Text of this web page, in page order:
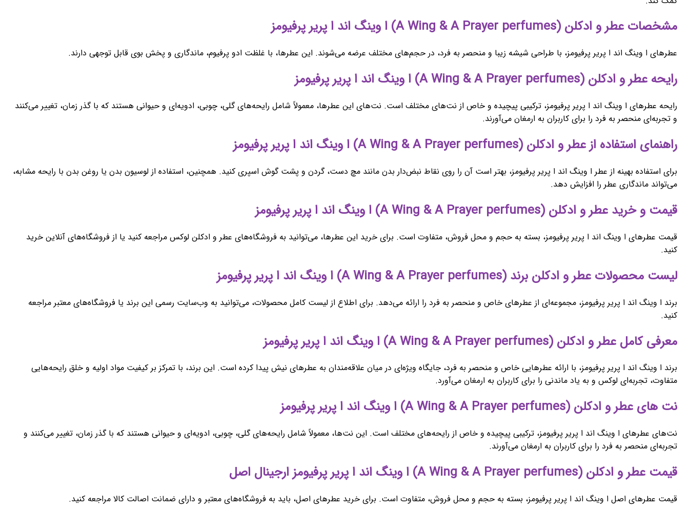
مشخصات عطر و ادکلن (A Wing & A Prayer perfumes) ا وینگ اند ا پریر پرفیومز
عطرهای ا وینگ اند ا پریر پرفیومز، با طراحی شیشه زیبا و منحصر به فرد، در حجم‌های مختلف عرضه می‌شوند. این عطرها، با غلظت ادو پرفیوم، ماندگاری و پخش بوی قابل توجهی دارند.
رایحه عطر و ادکلن (A Wing & A Prayer perfumes) ا وینگ اند ا پریر پرفیومز
رایحه عطرهای ا وینگ اند ا پریر پرفیومز، ترکیبی پیچیده و خاص از نت‌های مختلف است. نت‌های این عطرها، معمولاً شامل رایحه‌های گلی، چوبی، ادویه‌ای و حیوانی هستند که با گذر زمان، تغییر می‌کنند
و تجربه‌ای منحصر به فرد را برای کاربران به ارمغان می‌آورند.
راهنمای استفاده از عطر و ادکلن (A Wing & A Prayer perfumes) ا وینگ اند ا پریر پرفیومز
برای استفاده بهینه از عطر ا وینگ اند ا پریر پرفیومز، بهتر است آن را روی نقاط نبض‌دار بدن مانند مچ دست، گردن و پشت گوش اسپری کنید. همچنین، استفاده از لوسیون بدن یا روغن بدن با رایحه مشابه،
می‌تواند ماندگاری عطر را افزایش دهد.
قیمت و خرید عطر و ادکلن (A Wing & A Prayer perfumes) ا وینگ اند ا پریر پرفیومز
قیمت عطرهای ا وینگ اند ا پریر پرفیومز، بسته به حجم و محل فروش، متفاوت است. برای خرید این عطرها، می‌توانید به فروشگاه‌های عطر و ادکلن لوکس مراجعه کنید یا از فروشگاه‌های آنلاین خرید
کنید.
لیست محصولات عطر و ادکلن برند (A Wing & A Prayer perfumes) ا وینگ اند ا پریر پرفیومز
برند ا وینگ اند ا پریر پرفیومز، مجموعه‌ای از عطرهای خاص و منحصر به فرد را ارائه می‌دهد. برای اطلاع از لیست کامل محصولات، می‌توانید به وب‌سایت رسمی این برند یا فروشگاه‌های معتبر مراجعه
کنید.
معرفی کامل عطر و ادکلن (A Wing & A Prayer perfumes) ا وینگ اند ا پریر پرفیومز
برند ا وینگ اند ا پریر پرفیومز، با ارائه عطرهایی خاص و منحصر به فرد، جایگاه ویژه‌ای در میان علاقه‌مندان به عطرهای نیش پیدا کرده است. این برند، با تمرکز بر کیفیت مواد اولیه و خلق رایحه‌هایی
متفاوت، تجربه‌ای لوکس و به یاد ماندنی را برای کاربران به ارمغان می‌آورد.
نت های عطر و ادکلن (A Wing & A Prayer perfumes) ا وینگ اند ا پریر پرفیومز
نت‌های عطرهای ا وینگ اند ا پریر پرفیومز، ترکیبی پیچیده و خاص از رایحه‌های مختلف است. این نت‌ها، معمولاً شامل رایحه‌های گلی، چوبی، ادویه‌ای و حیوانی هستند که با گذر زمان، تغییر می‌کنند و
تجربه‌ای منحصر به فرد را برای کاربران به ارمغان می‌آورند.
قیمت عطر و ادکلن (A Wing & A Prayer perfumes) ا وینگ اند ا پریر پرفیومز ارجینال اصل
قیمت عطرهای اصل ا وینگ اند ا پریر پرفیومز، بسته به حجم و محل فروش، متفاوت است. برای خرید عطرهای اصل، باید به فروشگاه‌های معتبر و دارای ضمانت اصالت کالا مراجعه کنید.